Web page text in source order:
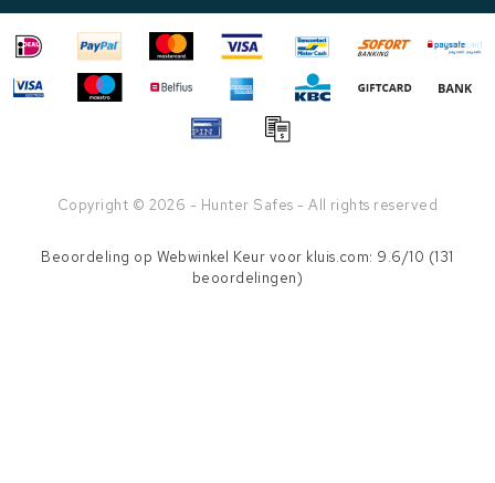
Copyright © 2026 - Hunter Safes - All rights reserved
Beoordeling op Webwinkel Keur voor kluis.com: 9.6/10 (131
beoordelingen)